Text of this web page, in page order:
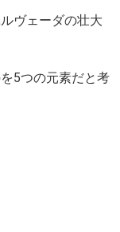
ヴェーダの壮大
5つの元素だと考